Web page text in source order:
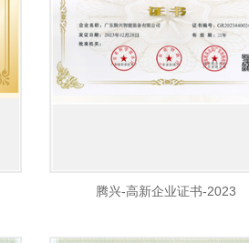
腾兴-高新企业证书-2023